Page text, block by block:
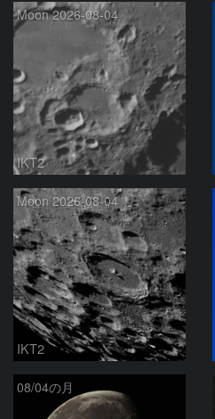
Moon 2026-08-04
IKT2
Moon 2026-08-04
IKT2
08/04の月